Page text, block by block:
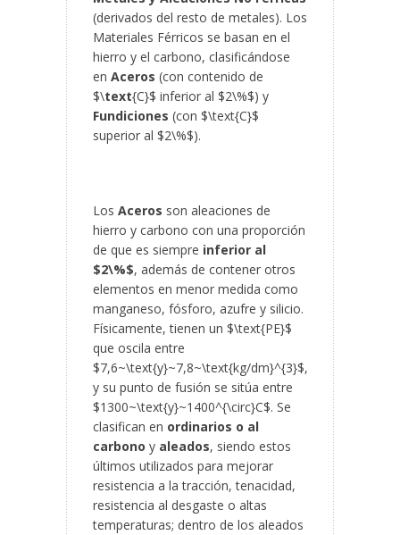
(derivados del resto de metales). Los
Materiales Férricos se basan en el
hierro y el carbono, clasificándose
en Aceros (con contenido de
$\text{C}$ inferior al $2\%$) y
Fundiciones (con $\text{C}$
superior al $2\%$).
Los Aceros son aleaciones de
hierro y carbono con una proporción
de que es siempre inferior al
$2\%$, además de contener otros
elementos en menor medida como
manganeso, fósforo, azufre y silicio.
Físicamente, tienen un $\text{PE}$
que oscila entre
$7,6~\text{y}~7,8~\text{kg/dm}^{3}$,
y su punto de fusión se sitúa entre
$1300~\text{y}~1400^{\circ}C$. Se
clasifican en ordinarios o al
carbono y aleados, siendo estos
últimos utilizados para mejorar
resistencia a la tracción, tenacidad,
resistencia al desgaste o altas
temperaturas; dentro de los aleados